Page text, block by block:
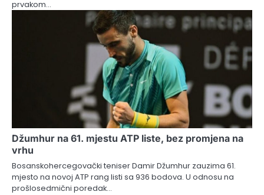
prvakom…
Džumhur na 61. mjestu ATP liste, bez promjena na
vrhu
Bosanskohercegovački teniser Damir Džumhur zauzima 61.
mjesto na novoj ATP rang listi sa 936 bodova. U odnosu na
prošlosedmični poredak…